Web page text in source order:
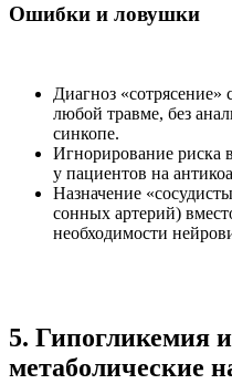
Ошибки и ловушки
Диагноз «сотрясение»
любой травме, без
синкопе.
Игнорирование риска
у пациентов на
Назначение
сонных артерий)
необходимости
5. Гипогликемия
метаболические